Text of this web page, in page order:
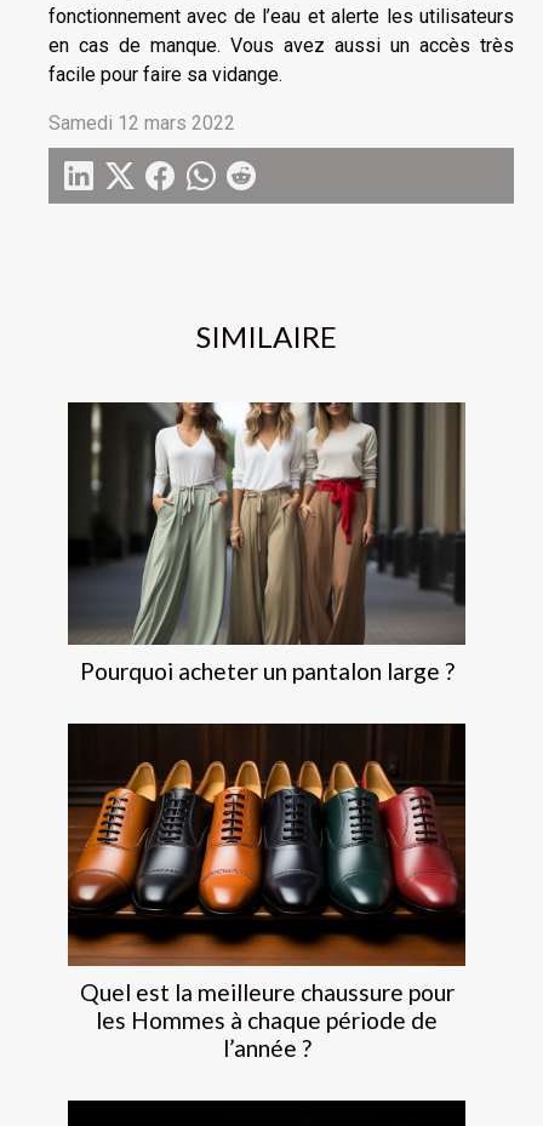
SIMILAIRE
Pourquoi acheter un pantalon large ?
Quel est la meilleure chaussure pour
les Hommes à chaque période de
l’année ?
fonctionnement avec de l’eau et alerte les utilisateurs
en cas de manque. Vous avez aussi un accès très
facile pour faire sa vidange.
Samedi 12 mars 2022